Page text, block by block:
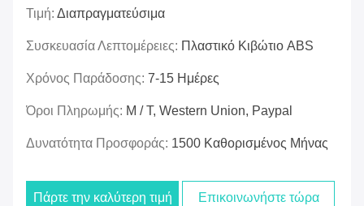
Τιμή: Διαπραγματεύσιμα
Συσκευασία Λεπτομέρειες: Πλαστικό Κιβώτιο ABS
Χρόνος Παράδοσης: 7-15 Ημέρες
Όροι Πληρωμής: Μ / Τ, Western Union, Paypal
Δυνατότητα Προσφοράς: 1500 Καθορισμένος Μήνας
Πάρτε την καλύτερη τιμή Επικοινωνήστε τώρα